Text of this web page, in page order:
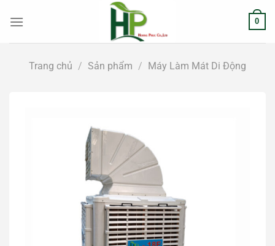
đến
0
Trang chủ / Sản phẩm / Máy Làm Mát Di Động